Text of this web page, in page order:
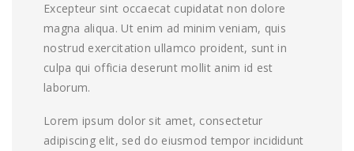
Excepteur sint occaecat cupidatat non dolore
magna aliqua. Ut enim ad minim veniam, quis
nostrud exercitation ullamco proident, sunt in
culpa qui officia deserunt mollit anim id est
laborum.
Lorem ipsum dolor sit amet, consectetur
adipiscing elit, sed do eiusmod tempor incididunt